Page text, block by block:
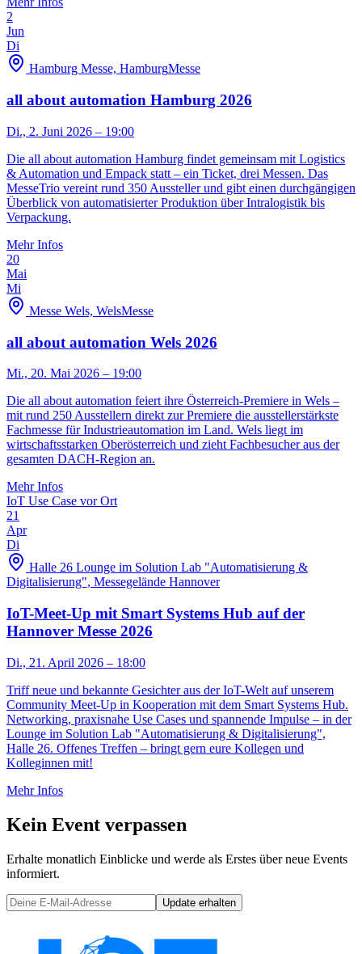
2
Jun
Di
Hamburg Messe, HamburgMesse
all about automation Hamburg 2026
Di., 2. Juni 2026 – 19:00
Die all about automation Hamburg findet gemeinsam mit Logistics
& Automation und Empack statt – ein Ticket, drei Messen. Das
MesseTrio vereint rund 350 Aussteller und gibt einen durchgängigen
Überblick von automatisierter Produktion über Intralogistik bis
Verpackung.
Mehr Infos
20
Mai
Mi
Messe Wels, WelsMesse
all about automation Wels 2026
Mi., 20. Mai 2026 – 19:00
Die all about automation feiert ihre Österreich-Premiere in Wels –
mit rund 250 Ausstellern direkt zur Premiere die ausstellerstärkste
Fachmesse für Industrieautomation im Land. Wels liegt im
wirtschaftsstarken Oberösterreich und zieht Fachbesucher aus der
gesamten DACH-Region an.
Mehr Infos
IoT Use Case vor Ort
21
Apr
Di
Halle 26 Lounge im Solution Lab "Automatisierung &
Digitalisierung", Messegelände Hannover
IoT-Meet-Up mit Smart Systems Hub auf der
Hannover Messe 2026
Di., 21. April 2026 – 18:00
Triff neue und bekannte Gesichter aus der IoT-Welt auf unserem
Community Meet-Up in Kooperation mit dem Smart Systems Hub.
Networking, praxisnahe Use Cases und spannende Impulse – in der
Lounge im Solution Lab "Automatisierung & Digitalisierung",
Halle 26. Offenes Treffen – bringt gern eure Kollegen und
Kolleginnen mit!
Mehr Infos
Kein Event verpassen
Erhalte monatlich Einblicke und werde als Erstes über neue Events
informiert.
Update erhalten